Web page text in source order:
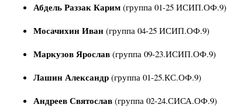
Абдель Раззак Карим (группа 01-25 ИСИП.ОФ.9)
Мосачихин Иван (группа 04-25 ИСИП.ОФ.9)
Маркузов Ярослав (группа 09-23.ИСИП.ОФ.9)
Лашин Александр (группа 01-25.КС.ОФ.9)
Андреев Святослав (группа 02-24.СИСА.ОФ.9)